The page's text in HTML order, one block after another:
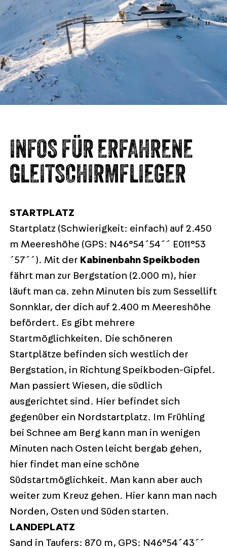
INFOS FÜR ERFAHRENE
GLEITSCHIRMFLIEGER
STARTPLATZ
Startplatz (Schwierigkeit: einfach) auf 2.450
m Meereshöhe (GPS: N46°54´54´´ E011°53
´57´´). Mit der Kabinenbahn Speikboden
fährt man zur Bergstation (2.000 m), hier
läuft man ca. zehn Minuten bis zum Sessellift
Sonnklar, der dich auf 2.400 m Meereshöhe
befördert. Es gibt mehrere
Startmöglichkeiten. Die schöneren
Startplätze befinden sich westlich der
Bergstation, in Richtung Speikboden-Gipfel.
Man passiert Wiesen, die südlich
ausgerichtet sind. Hier befindet sich
gegenüber ein Nordstartplatz. Im Frühling
bei Schnee am Berg kann man in wenigen
Minuten nach Osten leicht bergab gehen,
hier findet man eine schöne
Südstartmöglichkeit. Man kann aber auch
weiter zum Kreuz gehen. Hier kann man nach
Norden, Osten und Süden starten.
LANDEPLATZ
Sand in Taufers: 870 m, GPS: N46°54´43´´